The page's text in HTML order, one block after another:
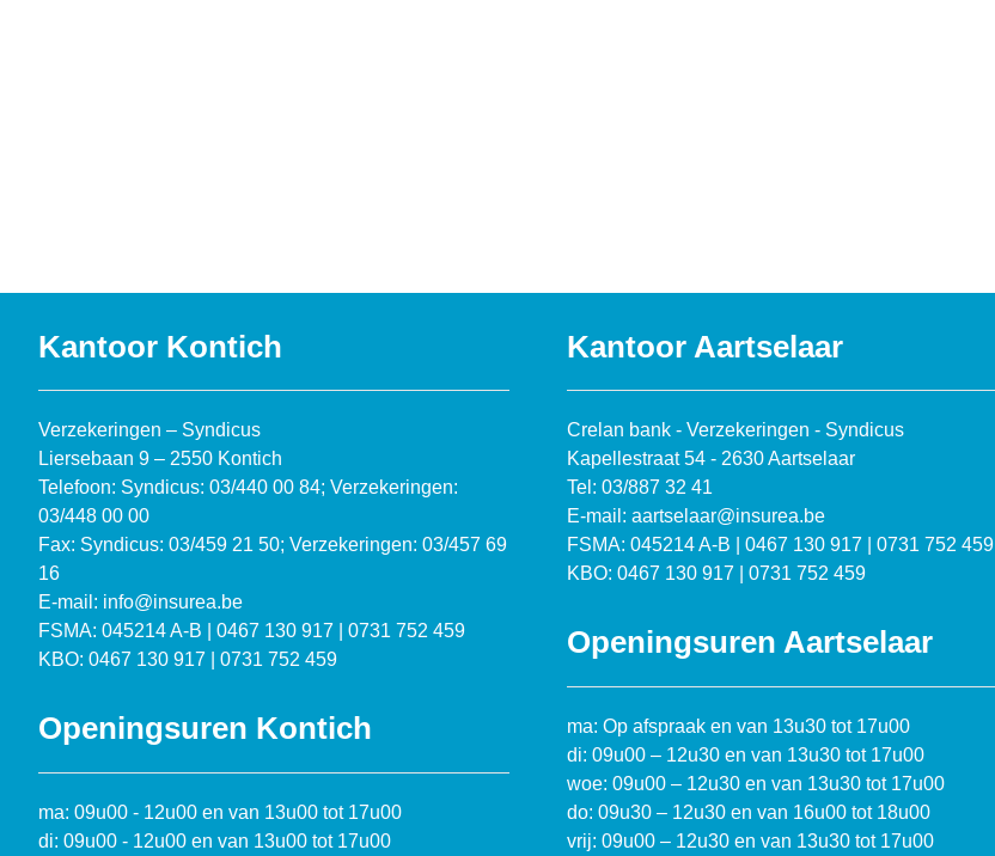
Kantoor Kontich
Verzekeringen – Syndicus
Liersebaan 9 – 2550 Kontich
Telefoon: Syndicus: 03/440 00 84; Verzekeringen:
03/448 00 00
Fax: Syndicus: 03/459 21 50; Verzekeringen: 03/457 69
16
E-mail: info@insurea.be
FSMA: 045214 A-B | 0467 130 917 | 0731 752 459
KBO: 0467 130 917 | 0731 752 459
Openingsuren Kontich
ma: 09u00 - 12u00 en van 13u00 tot 17u00
di: 09u00 - 12u00 en van 13u00 tot 17u00
Kantoor Aartselaar
Crelan bank - Verzekeringen - Syndicus
Kapellestraat 54 - 2630 Aartselaar
Tel: 03/887 32 41
E-mail: aartselaar@insurea.be
FSMA: 045214 A-B | 0467 130 917 | 0731 752 459
KBO: 0467 130 917 | 0731 752 459
Openingsuren Aartselaar
ma: Op afspraak en van 13u30 tot 17u00
di: 09u00 – 12u30 en van 13u30 tot 17u00
woe: 09u00 – 12u30 en van 13u30 tot 17u00
do: 09u30 – 12u30 en van 16u00 tot 18u00
vrij: 09u00 – 12u30 en van 13u30 tot 17u00